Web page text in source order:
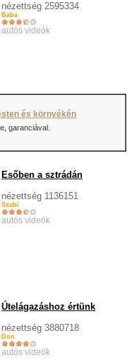
nézettség 2595334
Baba
autós videók
és környékén
garanciával.
Esőben a sztrádán
nézettség 1136151
Szabi
autós videók
Útelágazáshoz értünk
nézettség 3880718
Don
autós videók